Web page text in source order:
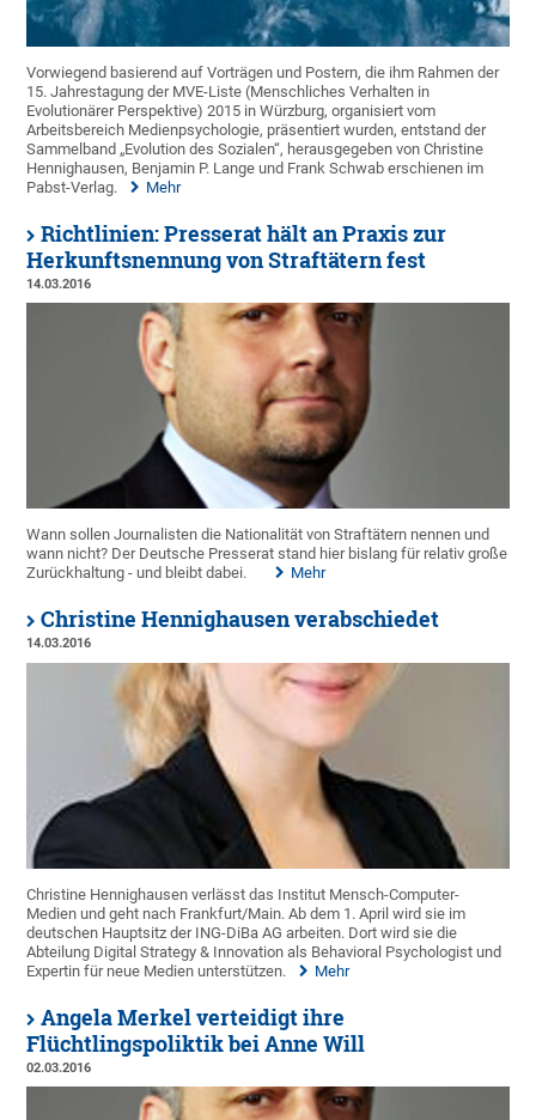
Vorwiegend basierend auf Vorträgen und Postern, die ihm Rahmen der
15. Jahrestagung der MVE-Liste (Menschliches Verhalten in
Evolutionärer Perspektive) 2015 in Würzburg, organisiert vom
Arbeitsbereich Medienpsychologie, präsentiert wurden, entstand der
Sammelband „Evolution des Sozialen“, herausgegeben von Christine
Hennighausen, Benjamin P. Lange und Frank Schwab erschienen im
Pabst-Verlag.
Mehr
Richtlinien: Presserat hält an Praxis zur
Herkunftsnennung von Straftätern fest
14.03.2016
Wann sollen Journalisten die Nationalität von Straftätern nennen und
wann nicht? Der Deutsche Presserat stand hier bislang für relativ große
Zurückhaltung - und bleibt dabei.
Mehr
Christine Hennighausen verabschiedet
14.03.2016
Christine Hennighausen verlässt das Institut Mensch-Computer-
Medien und geht nach Frankfurt/Main. Ab dem 1. April wird sie im
deutschen Hauptsitz der ING-DiBa AG arbeiten. Dort wird sie die
Abteilung Digital Strategy & Innovation als Behavioral Psychologist und
Expertin für neue Medien unterstützen.
Mehr
Angela Merkel verteidigt ihre
Flüchtlingspoliktik bei Anne Will
02.03.2016